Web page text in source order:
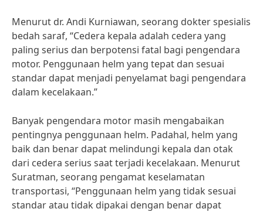
Menurut dr. Andi Kurniawan, seorang dokter spesialis
bedah saraf, “Cedera kepala adalah cedera yang
paling serius dan berpotensi fatal bagi pengendara
motor. Penggunaan helm yang tepat dan sesuai
standar dapat menjadi penyelamat bagi pengendara
dalam kecelakaan.”
Banyak pengendara motor masih mengabaikan
pentingnya penggunaan helm. Padahal, helm yang
baik dan benar dapat melindungi kepala dan otak
dari cedera serius saat terjadi kecelakaan. Menurut
Suratman, seorang pengamat keselamatan
transportasi, “Penggunaan helm yang tidak sesuai
standar atau tidak dipakai dengan benar dapat